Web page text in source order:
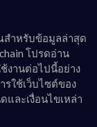
ำหรับข้อมูลล่าสุด
โปรดอ่าน
งานต่อไปนี้อย่าง
รใช้เว็บไซต์ของ
ละเงื่อนไขเหล่า